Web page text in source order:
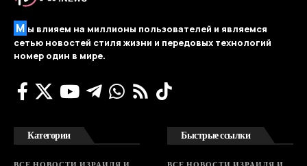
М ы влияем на миллионы пользователей и являемся
сетью новостей стиля жизни и передовых технологий
номер один в мире.
Категории Быстрые ссылки